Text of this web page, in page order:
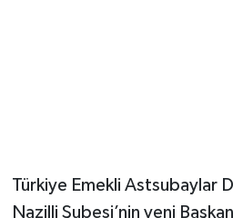
Türkiye Emekli Astsubaylar
Nazilli Şubesi’nin yeni